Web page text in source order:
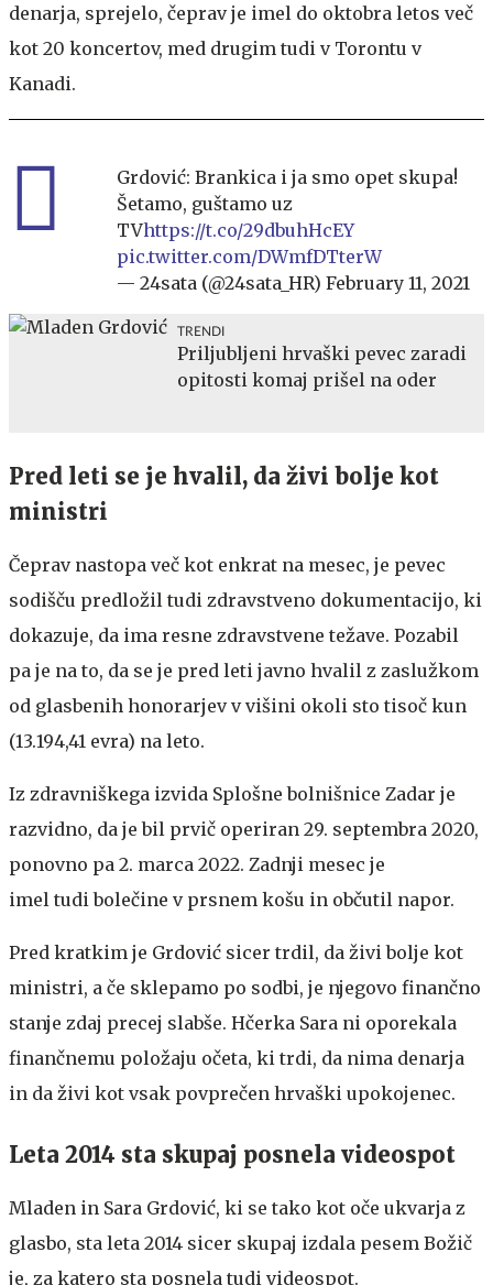
denarja, sprejelo, čeprav je imel do oktobra letos več
kot 20 koncertov, med drugim tudi v Torontu v
Kanadi.
Grdović: Brankica i ja smo opet skupa!
Šetamo, guštamo uz
TVhttps://t.co/29dbuhHcEY
pic.twitter.com/DWmfDTterW
— 24sata (@24sata_HR) February 11, 2021
TRENDI
Priljubljeni hrvaški pevec zaradi
opitosti komaj prišel na oder
Pred leti se je hvalil, da živi bolje kot
ministri
Čeprav nastopa več kot enkrat na mesec, je pevec
sodišču predložil tudi zdravstveno dokumentacijo, ki
dokazuje, da ima resne zdravstvene težave. Pozabil
pa je na to, da se je pred leti javno hvalil z zaslužkom
od glasbenih honorarjev v višini okoli sto tisoč kun
(13.194,41 evra) na leto.
Iz zdravniškega izvida Splošne bolnišnice Zadar je
razvidno, da je bil prvič operiran 29. septembra 2020,
ponovno pa 2. marca 2022. Zadnji mesec je
imel tudi bolečine v prsnem košu in občutil napor.
Pred kratkim je Grdović sicer trdil, da živi bolje kot
ministri, a če sklepamo po sodbi, je njegovo finančno
stanje zdaj precej slabše. Hčerka Sara ni oporekala
finančnemu položaju očeta, ki trdi, da nima denarja
in da živi kot vsak povprečen hrvaški upokojenec.
Leta 2014 sta skupaj posnela videospot
Mladen in Sara Grdović, ki se tako kot oče ukvarja z
glasbo, sta leta 2014 sicer skupaj izdala pesem Božič
je, za katero sta posnela tudi videospot.